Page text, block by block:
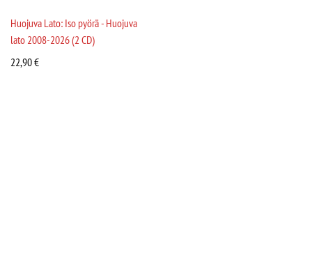
Huojuva Lato: Iso pyörä - Huojuva
lato 2008-2026 (2 CD)
22,90€